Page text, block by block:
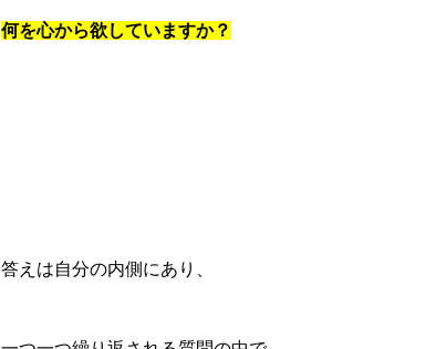
何を心から欲していますか？
答えは自分の内側にあり、